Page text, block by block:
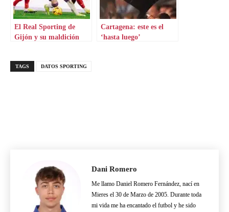
El Real Sporting de
Gijón y su maldición
Cartagena: este es el
‘hasta luego’
TAGS DATOS SPORTING
Dani Romero
Me llamo Daniel Romero Fernández, nací en
Mieres el 30 de Marzo de 2005. Durante toda
mi vida me ha encantado el futbol y he sido